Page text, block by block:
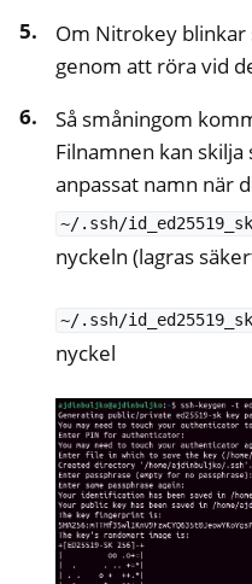
Om Nitrokey blinkar
genom att röra vid
Så småningom
Filnamnen kan
anpassat namn när
~/.ssh/id_ed25519_sk
nyckeln (lagras
~/.ssh/
nyckel